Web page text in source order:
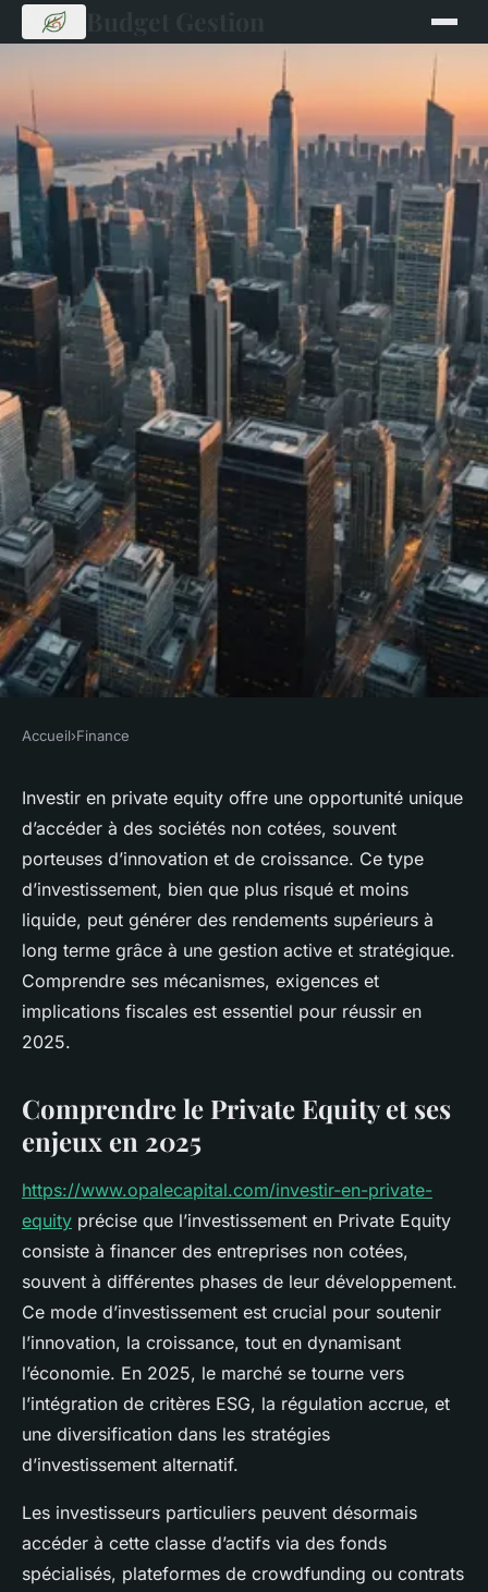
Investir en private equity :
guide complet pour 2025
Guillaume•3 septembre 2025 •8 min de lecture
Accueil›Finance
Investir en private equity offre une opportunité unique
d’accéder à des sociétés non cotées, souvent
porteuses d’innovation et de croissance. Ce type
d’investissement, bien que plus risqué et moins
liquide, peut générer des rendements supérieurs à
long terme grâce à une gestion active et stratégique.
Comprendre ses mécanismes, exigences et
implications fiscales est essentiel pour réussir en
2025.
Comprendre le Private Equity et ses
enjeux en 2025
https://www.opalecapital.com/investir-en-private-
equity précise que l’investissement en Private Equity
consiste à financer des entreprises non cotées,
souvent à différentes phases de leur développement.
Ce mode d’investissement est crucial pour soutenir
l’innovation, la croissance, tout en dynamisant
l’économie. En 2025, le marché se tourne vers
l’intégration de critères ESG, la régulation accrue, et
une diversification dans les stratégies
d’investissement alternatif.
Les investisseurs particuliers peuvent désormais
accéder à cette classe d’actifs via des fonds
spécialisés, plateformes de crowdfunding ou contrats